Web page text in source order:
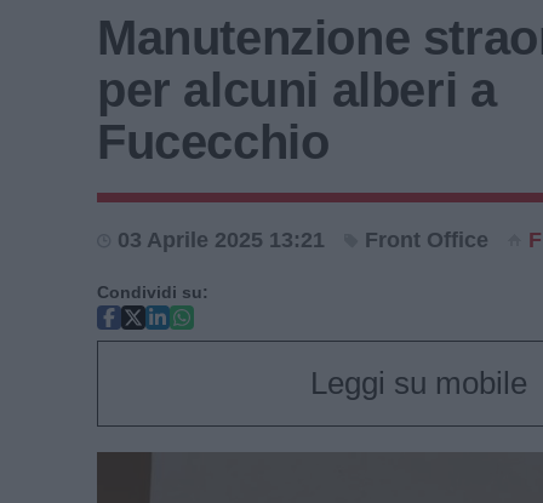
Manutenzione
per alcuni alberi a
Fucecchio
03 Aprile 2025 13:21 Front Office
Condividi su:
Leggi su mobile